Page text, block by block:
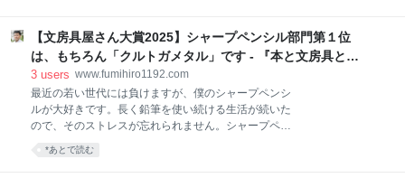
やすければいいのに」と感じるアイテムがあります。
そのひとつがペンケースです。 お気に入りの筆記具を
たくさん持ち歩けるのは嬉しいのですが、いざ使おう
と思った時に中身が重な
レアなシールを求めて、友達と交換をするのだ。なに
せ小学校の低学年がやることなのでよくトラブルもあ
った、盗難もあった。僕はそんな事象を横目で見てい
て巻き込まれないように注意していた。本当にくだら
ないと思っていた。 でも、この歳になるとその収集す
る気持ちがよくわかってきた。この気持ちが小さい頃
きる範囲で良識を持ちながら好きなものを集めていこ
【文房具屋さん大賞2025】シャープペンシル部門第１位
は、もちろん「クルトガメタル」です - 『本と文房具とス
グレモノ』
3 users www.fumihiro1192.com
最近の若い世代には負けますが、僕のシャープペンシ
ルが大好きです。長く鉛筆を使い続ける生活が続いた
ので、そのストレスが忘れられません。シャープペン
シルさえ使わせてくれたら、鉛筆を削らなくて済むの
にとよく考えていました。 小学校の頃に友達にシャー
*あとで読む